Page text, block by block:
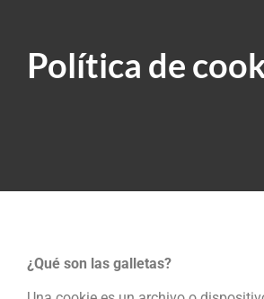
Política de
¿Qué son las galletas?